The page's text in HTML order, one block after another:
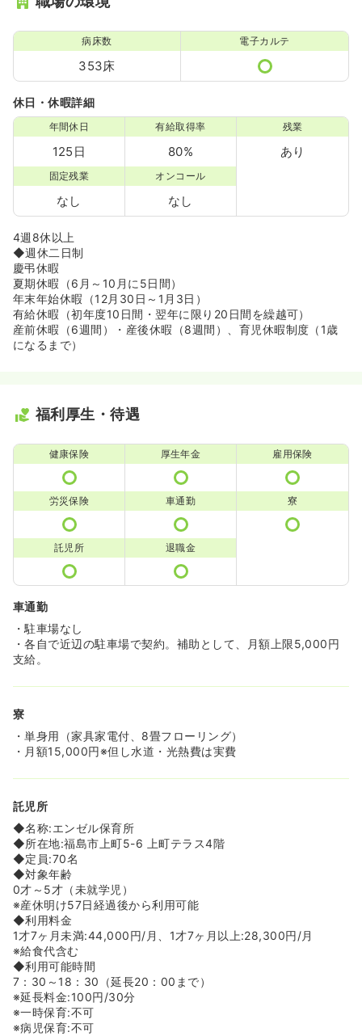
な福利厚生が充実しており、ライフスタイルやご希望に合
◆院内食堂があり、昼食を400円で食べることが可能で
す。
◆病院内の売店では、職員専用プリペイドカードのご利用
で10％offでお買い物ができます♪
◆女子独身寮、男子独身寮がそれぞれございます。女子寮
は家電家具も完備されており、安心して寮生活を送ること
が可能です♪
◆職員親睦会があり、希望者は新年会やビアパーティーに
◆職員表彰制度がございます。年に2回、報奨金は 個人表
彰5万円、団体表彰10万円なのでモチベーションも上がり
ます！
また、毎年秋には選べるコース制にて希望者による職員旅
行を実施しております。楽天イーグルス観戦から秋保温泉
旅行、日帰り那須旅行など、様々なコースから選ぶことが
でき、職員間の中もより深まります♪
◆厚生部活動として、テニス部、ゴルフ部、野球部、バレ
ーボール部、フットサルクラブが活動しております！ 医
師・看護師・メディカルスタッフ・事務など、職種の垣根
を越えて親睦を深めることが可能です！
病床数
353床
電子カルテ
休日・休暇詳細
年間休日
125日
有給取得率
80%
残業
あり
固定残業
なし
オンコール
なし
4週8休以上
◆週休二日制
慶弔休暇
夏期休暇（6月～10月に5日間）
年末年始休暇（12月30日～1月3日）
有給休暇（初年度10日間・翌年に限り20日間を繰越可）
産前休暇（6週間）・産後休暇（8週間）、育児休暇制度（1歳
になるまで）
福利厚生・待遇
健康保険 厚生年金 雇用保険
労災保険 車通勤 寮
託児所 退職金
車通勤
・駐車場なし
・各自で近辺の駐車場で契約。補助として、月額上限5,000円
支給。
寮
・単身用（家具家電付、8畳フローリング）
・月額15,000円※但し水道・光熱費は実費
託児所
◆名称:エンゼル保育所
◆所在地:福島市上町5-6 上町テラス4階
◆定員:70名
◆対象年齢
0才～5才（未就学児）
※産休明け57日経過後から利用可能
◆利用料金
1才7ヶ月未満:44,000円/月、1才7ヶ月以上:28,300円/月
※給食代含む
◆利用可能時間
7：30～18：30（延長20：00まで）
※延長料金:100円/30分
※一時保育:不可
※病児保育:不可